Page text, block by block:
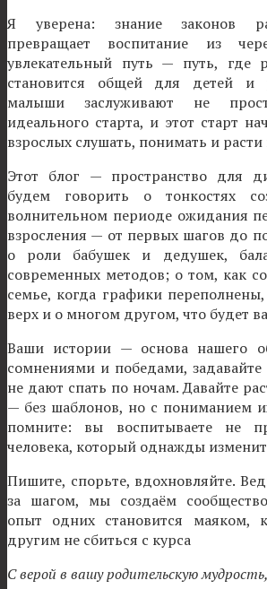
Я уверена: знание законов
превращает воспитание из
увлекательный путь — путь, где
становится общей для детей и
малыши заслуживают не
идеального старта, и этот старт
взрослых слушать, понимать и
Этот блог — пространство для
будем говорить о тонкостях
волнительном периоде ожидания
взросления — от первых шагов до
о роли бабушек и дедушек,
современных методов; о том, как
семье, когда графики переполнены,
верх и о многом другом, что будет
Ваши истории — основа нашего
сомнениями и победами,
не дают спать по ночам. Давайте
— без шаблонов, но с пониманием
помните: вы воспитываете не
человека, который однажды
Пишите, спорьте, вдохновляйте.
за шагом, мы создаём
опыт одних становится маяком,
другим не сбиться с курса
С верой в вашу родительскую мудрость,